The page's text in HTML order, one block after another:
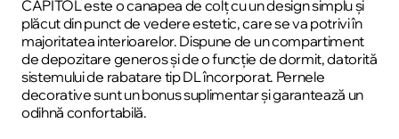
CAPITOL este o canapea de colț cu un design simplu și
plăcut din punct de vedere estetic, care se va potrivi în
majoritatea interioarelor. Dispune de un compartiment
de depozitare generos și de o funcție de dormit, datorită
sistemului de rabatare tip DL încorporat. Pernele
decorative sunt un bonus suplimentar și garantează un
odihnă confortabilă.